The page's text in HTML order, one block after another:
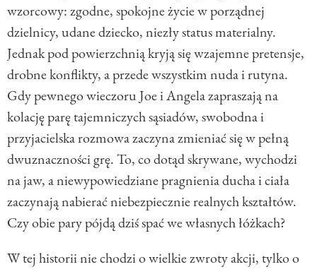
wzorcowy: zgodne, spokojne życie w porządnej
dzielnicy, udane dziecko, niezły status materialny.
Jednak pod powierzchnią kryją się wzajemne pretensje,
drobne konflikty, a przede wszystkim nuda i rutyna.
Gdy pewnego wieczoru Joe i Angela zapraszają na
kolację parę tajemniczych sąsiadów, swobodna i
przyjacielska rozmowa zaczyna zmieniać się w pełną
dwuznaczności grę. To, co dotąd skrywane, wychodzi
na jaw, a niewypowiedziane pragnienia ducha i ciała
zaczynają nabierać niebezpiecznie realnych kształtów.
Czy obie pary pójdą dziś spać we własnych łóżkach?
W tej historii nie chodzi o wielkie zwroty akcji, tylko o